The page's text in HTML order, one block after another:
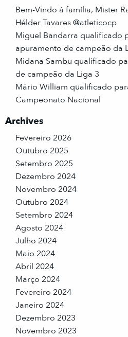
Bem-Vindo à família, Mister
Hélder Tavares @atleticocp
Miguel Bandarra qualificado
apuramento de campeão da
Midana Sambu qualificado
de campeão da Liga 3
Mário William qualificado
Campeonato Nacional
Archives
Fevereiro 2026
Outubro 2025
Setembro 2025
Dezembro 2024
Novembro 2024
Outubro 2024
Setembro 2024
Agosto 2024
Julho 2024
Maio 2024
Abril 2024
Março 2024
Fevereiro 2024
Janeiro 2024
Dezembro 2023
Novembro 2023